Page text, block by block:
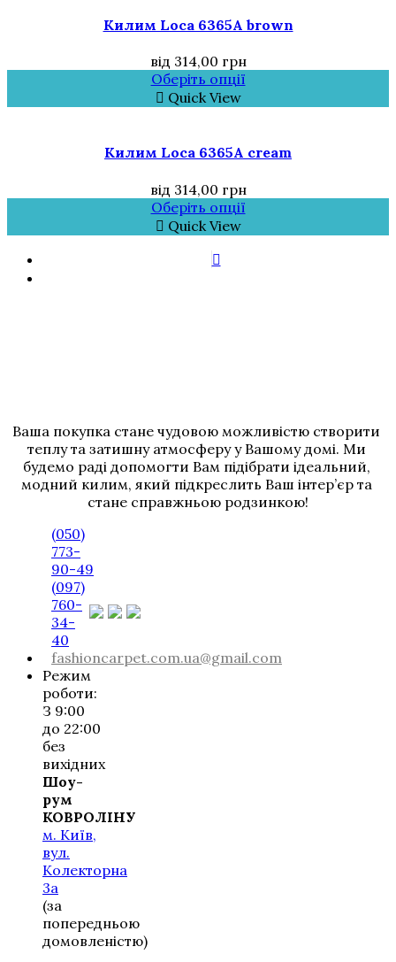
Килим Loca 6365A brown
від 314,00 грн
Оберіть опції
Quick View
Килим Loca 6365A cream
від 314,00 грн
Оберіть опції
Quick View
Ваша покупка стане чудовою можливістю створити
теплу та затишну атмосферу у Вашому домі. Ми
будемо раді допомогти Вам підібрати ідеальний,
модний килим, який підкреслить Ваш інтер’єр та
стане справжньою родзинкою!
(050)
773-
90-49
(097)
760-
34-
40
fashioncarpet.com.ua@gmail.com
Режим
роботи:
З 9:00
до 22:00
без
вихідних
Шоу-
рум
КОВРОЛІНУ
м. Київ,
вул.
Колекторна
3а
(за
попередньою
домовленістю)